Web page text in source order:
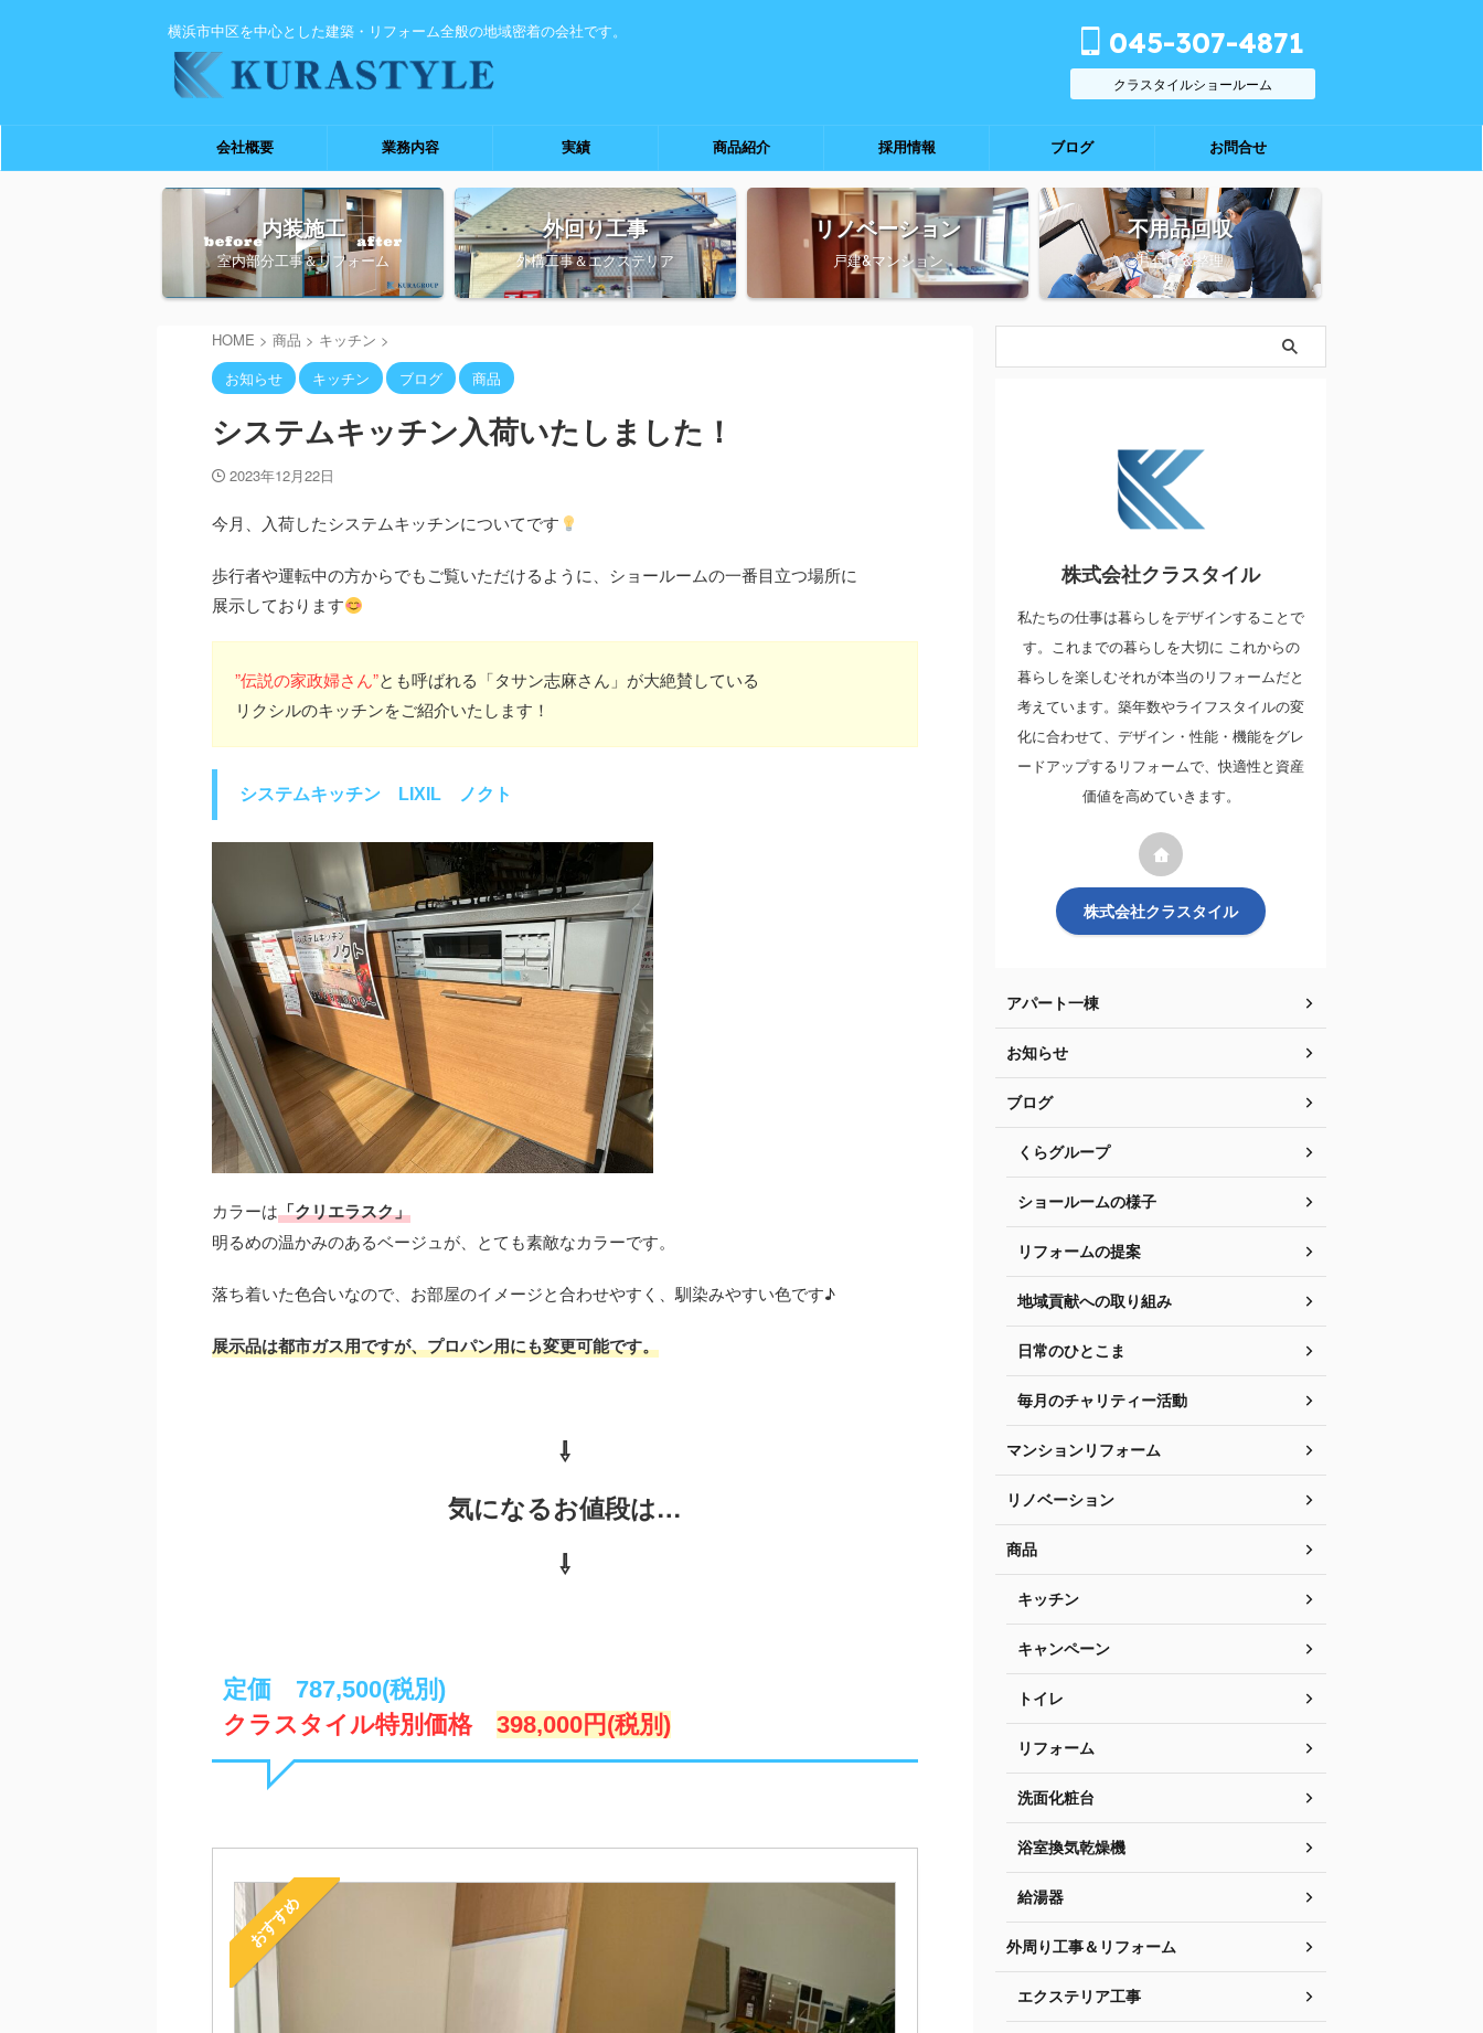
横浜市中区を中心とした建築・リフォーム全般の地域密着の会社です。 045-307-4871
クラスタイルショールーム
会社概要 業務内容 実績 商品紹介 採用情報 ブログ お問合せ
内装施工
室内部分工事＆リフォーム
外回り工事
外構工事＆エクステリア
リノベーション
戸建&マンション
不用品回収
片付け＆整理
HOME > 商品 > キッチン >
お知らせ
キッチン ブログ 商品
システムキッチン入荷いたしました！
2023年12月22日
今月、入荷したシステムキッチンについてです
歩行者や運転中の方からでもご覧いただけるように、ショールームの一番目立つ場所に
展示しております
”伝説の家政婦さん”とも呼ばれる「タサン志麻さん」が大絶賛している
リクシルのキッチンをご紹介いたします！
システムキッチン LIXIL ノクト
カラーは「クリエラスク」
明るめの温かみのあるベージュが、とても素敵なカラーです。
落ち着いた色合いなので、お部屋のイメージと合わせやすく、馴染みやすい色です♪
展示品は都市ガス用ですが、プロパン用にも変更可能です。
⇩
気になるお値段は…
⇩
定価 787,500(税別)
クラスタイル特別価格
398,000円(税別)
おすすめ
株式会社クラスタイル
私たちの仕事は暮らしをデザインすることで
す。これまでの暮らしを大切に これからの
暮らしを楽しむそれが本当のリフォームだと
考えています。築年数やライフスタイルの変
化に合わせて、デザイン・性能・機能をグレ
ードアップするリフォームで、快適性と資産
価値を高めていきます。
株式会社クラスタイル
アパート一棟
お知らせ
ブログ
くらグループ
ショールームの様子
リフォームの提案
地域貢献への取り組み
日常のひとこま
毎月のチャリティー活動
マンションリフォーム
リノベーション
商品
キッチン
キャンペーン
トイレ
リフォーム
洗面化粧台
浴室換気乾燥機
給湯器
外周り工事＆リフォーム
エクステリア工事